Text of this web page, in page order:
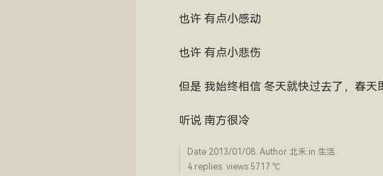
也许 有点小感动
也许 有点小悲伤
但是 我始终相信 冬天就快过去了，春天
听说 南方很冷
Date 2013/01/08. Author 北禾.in 生活.
4 replies. views 5717 ­℃